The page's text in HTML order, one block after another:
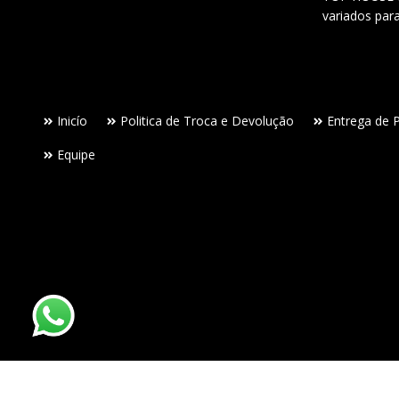
variados
Inicío Politica de Troca e Devolução
Entrega de
Equipe